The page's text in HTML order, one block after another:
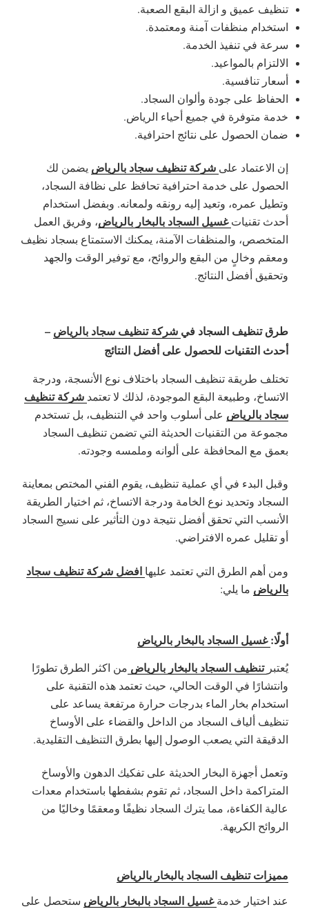
تنظيف عميق و ازالة البقع الصعبة.
استخدام منظفات آمنة ومعتمدة.
سرعة في تنفيذ الخدمة.
الالتزام بالمواعيد.
أسعار تنافسية.
الحفاظ على جودة وألوان السجاد.
خدمة متوفرة في جميع أحياء الرياض.
ضمان الحصول على نتائج احترافية.
إن الاعتماد على شركة تنظيف سجاد بالرياض يضمن لك
الحصول على خدمة احترافية تحافظ على نظافة السجاد،
وتطيل عمره، وتعيد إليه رونقه ولمعانه. وبفضل استخدام
أحدث تقنيات غسيل السجاد بالبخار بالرياض، وفريق العمل
المتخصص، والمنظفات الآمنة، يمكنك الاستمتاع بسجاد نظيف
ومعقم وخالٍ من البقع والروائح، مع توفير الوقت والجهد
وتحقيق أفضل النتائج.
طرق تنظيف السجاد في شركة تنظيف سجاد بالرياض –
أحدث التقنيات للحصول على أفضل النتائج
تختلف طريقة تنظيف السجاد باختلاف نوع الأنسجة، ودرجة
الاتساخ، وطبيعة البقع الموجودة، لذلك لا تعتمد شركة تنظيف
سجاد بالرياض على أسلوب واحد في التنظيف، بل تستخدم
مجموعة من التقنيات الحديثة التي تضمن تنظيف السجاد
بعمق مع المحافظة على ألوانه وملمسه وجودته.
وقبل البدء في أي عملية تنظيف، يقوم الفني المختص بمعاينة
السجاد وتحديد نوع الخامة ودرجة الاتساخ، ثم اختيار الطريقة
الأنسب التي تحقق أفضل نتيجة دون التأثير على نسيج السجاد
أو تقليل عمره الافتراضي.
ومن أهم الطرق التي تعتمد عليها افضل شركة تنظيف سجاد
بالرياض ما يلي:
أولًا: غسيل السجاد بالبخار بالرياض
يُعتبر تنظيف السجاد بالبخار بالرياض من اكثر الطرق تطورًا
وانتشارًا في الوقت الحالي، حيث تعتمد هذه التقنية على
استخدام بخار الماء بدرجات حرارة مرتفعة يساعد على
تنظيف ألياف السجاد من الداخل والقضاء على الأوساخ
الدقيقة التي يصعب الوصول إليها بطرق التنظيف التقليدية.
وتعمل أجهزة البخار الحديثة على تفكيك الدهون والأوساخ
المتراكمة داخل السجاد، ثم تقوم بشفطها باستخدام معدات
عالية الكفاءة، مما يترك السجاد نظيفًا ومعقمًا وخاليًا من
الروائح الكريهة.
مميزات تنظيف السجاد بالبخار بالرياض
عند اختيار خدمة غسيل السجاد بالبخار بالرياض ستحصل على